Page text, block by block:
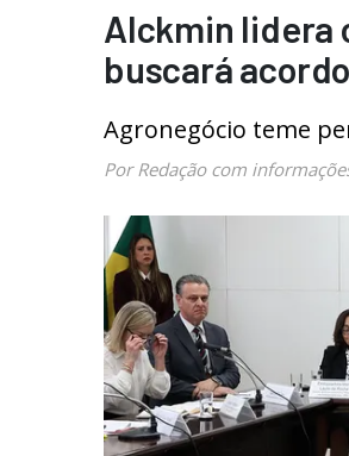
Alckmin lidera
buscará
Agronegócio teme
Por Redação com